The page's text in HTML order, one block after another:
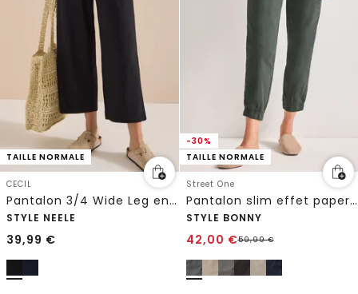
TAILLE NORMALE
CECIL
Pantalon 3/4 Wide Leg en Casual Fit
STYLE NEELE
39,99 €
-30%
TAILLE NORMALE
Street One
Pantalon slim effet paper touch
STYLE BONNY
42,00 €59,99€